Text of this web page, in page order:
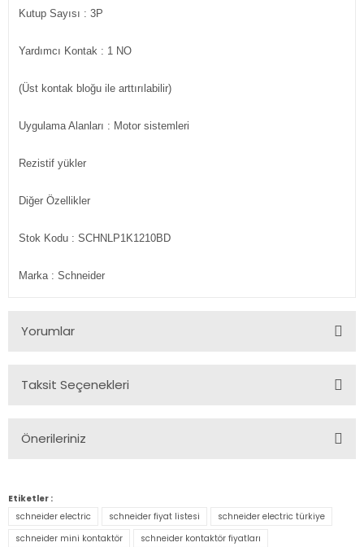
Kutup Sayısı : 3P
Yardımcı Kontak : 1 NO
(Üst kontak bloğu ile arttırılabilir)
Uygulama Alanları : Motor sistemleri
Rezistif yükler
Diğer Özellikler
Stok Kodu : SCHNLP1K1210BD
Marka : Schneider
Yorumlar
Taksit Seçenekleri
Önerileriniz
konularda yetersiz gördüğünüz noktaları öneri formunu
kullanarak tarafımıza iletebilirsiniz.
Görüş ve önerileriniz için teşekkür ederiz.
Etiketler :
schneider electric
schneider fiyat listesi
schneider electric türkiye
schneider mini kontaktör
schneider kontaktör fiyatları